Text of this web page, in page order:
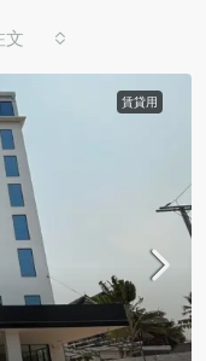
文
賃貸用